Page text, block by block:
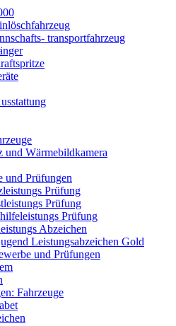
transportfahrzeug
und Wärmebildkamera
und Prüfungen
Prüfung
Prüfung
Prüfung
Abzeichen
Leistungsabzeichen Gold
und Prüfungen
Fahrzeuge